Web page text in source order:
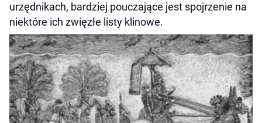
urzędnikach, bardziej pouczające jest spojrzenie na
niektóre ich zwięzłe listy klinowe.